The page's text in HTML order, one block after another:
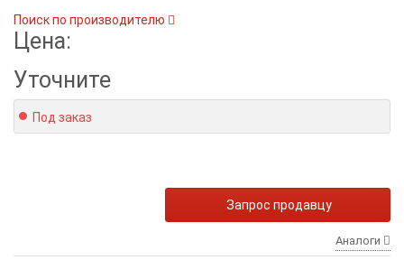
Поиск по производителю
Цена:
Уточните
Под заказ
Аналоги
Запрос продавцу